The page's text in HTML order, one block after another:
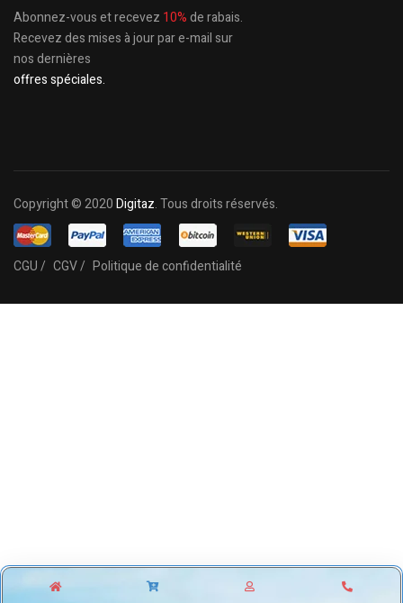
Abonnez-vous et recevez 10%de rabais.
Recevez des mises à jour par e-mail sur
nos dernières
offres spéciales.
Copyright © 2020Digitaz. Tous droits réservés.
CGU / CGV / Politique de confidentialité